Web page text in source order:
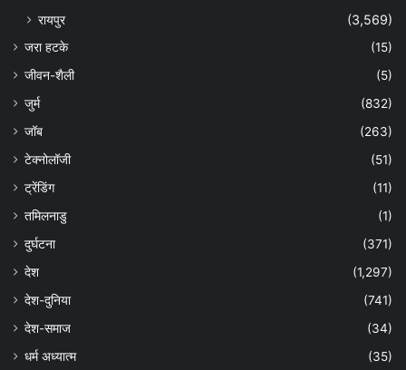
रायपुर
(3,569)
जरा हटके
(15)
जीवन-शैली
(5)
जुर्म
(832)
जॉब
(263)
टेक्नोलॉजी
(51)
ट्रेंडिंग
(11)
तमिलनाडु
(1)
दुर्घटना
(371)
देश
(1,297)
देश-दुनिया
(741)
देश-समाज
(34)
धर्म अध्यात्म
(35)